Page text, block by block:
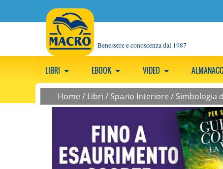
Benessere e conoscenza dal 1987
LIBRI EBOOK VIDEO
Home / Libri / Spazio Interiore / Simbologia